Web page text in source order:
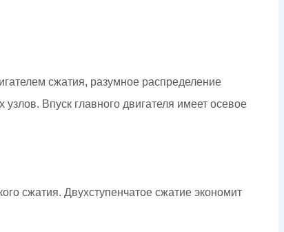
сжатия, разумное распределение
Впуск главного двигателя имеет осевое
сжатия. Двухступенчатое сжатие экономит